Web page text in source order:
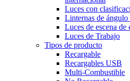
Luces con
Linternas de ángulo
Luces de escena de
Luces de Trabajo
Tipos de producto
Recargable
Recargables USB
Multi-Combustible